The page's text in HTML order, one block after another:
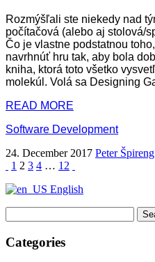
Rozmýšľali ste niekedy nad
počítačová (alebo aj stolová/
Čo je vlastne podstatnou
navrhnúť hru tak, aby bola
kniha, ktorá toto všetko
molekúl. Volá sa Designing
READ MORE
Software Development
24. December 2017 Peter Špireng
Posts
pagination
1 2 3 4 … 12
English
for:
Categories